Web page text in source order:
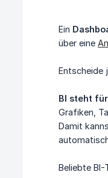
Ein
über eine
Entscheide
BI steht
Grafiken,
Damit
Beliebte BI-